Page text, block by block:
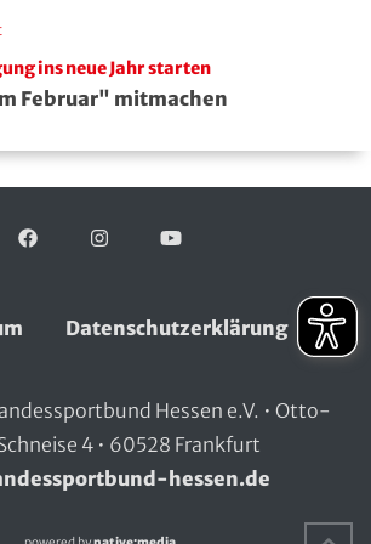
ins neue Jahr starten
Februar" mitmachen
Folgen Sie uns auf:
FacebookInstagramYouTube
Datenschutzerklärung
Hessen e.V. • Otto-
4 • 60528 Frankfurt
hessen.de